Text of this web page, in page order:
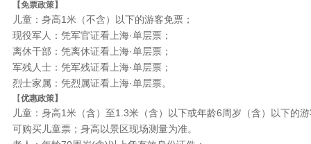
【免票政策】
儿童：身高1米（不含）以下的游客免票；
现役军人：凭军官证看上海·单层票；
离休干部：凭离休证看上海·单层票；
军残人士：凭军残证看上海·单层票；
烈士家属：凭烈属证看上海·单层票。
【优惠政策】
儿童：身高1米（含）至1.3米（含）以下或年龄6周岁（含）以下的
可购买儿童票；身高以景区现场测量为准。